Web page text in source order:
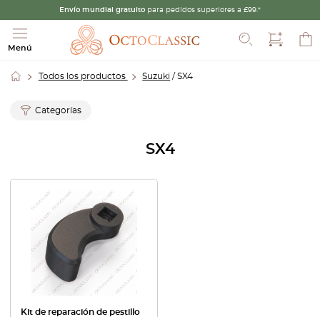
Envío mundial gratuito para pedidos superiores a £99.*
Menú
Todos los productos Suzuki / SX4
Categorías
SX4
Kit de reparación de pestillo